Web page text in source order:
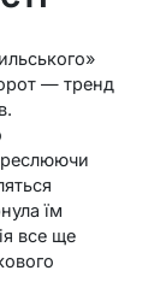
— тренд
їм
все ще